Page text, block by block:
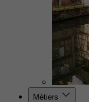
Métiers